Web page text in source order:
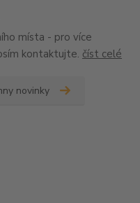
místa - pro více
kontaktujte. číst celé
novinky